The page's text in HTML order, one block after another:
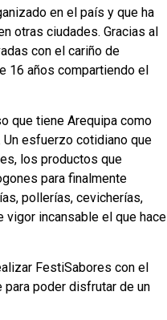
en el país y que ha
otras ciudades. Gracias al
con el cariño de
16 años compartiendo el
que tiene Arequipa como
Un esfuerzo cotidiano que
los productos que
para finalmente
pollerías, cevicherías,
incansable el que hace
FestiSabores con el
para poder disfrutar de un